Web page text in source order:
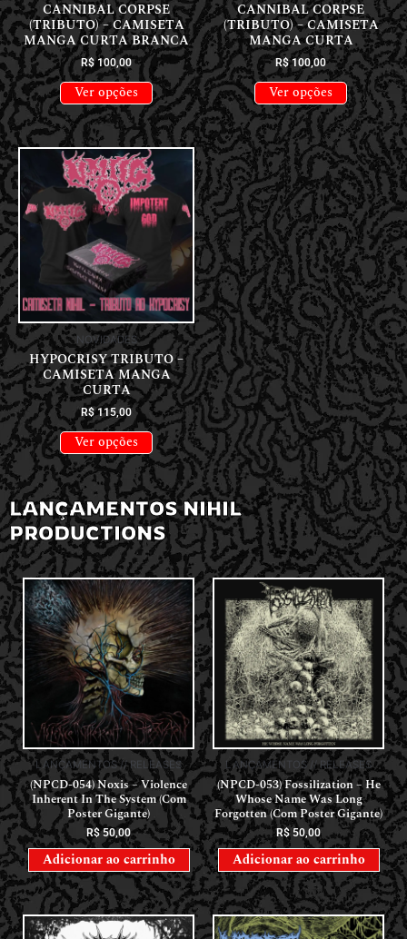
CANNIBAL CORPSE
(TRIBUTO) – CAMISETA
MANGA CURTA BRANCA
R$100,00
Ver opções
CANNIBAL CORPSE
(TRIBUTO) – CAMISETA
MANGA CURTA
R$100,00
Ver opções
NOVIDADES
HYPOCRISY TRIBUTO –
CAMISETA MANGA
CURTA
R$115,00
Ver opções
LANÇAMENTOS NIHIL
PRODUCTIONS
LANÇAMENTOS // RELEASES
(NPCD-054) Noxis – Violence
Inherent In The System (Com
Poster Gigante)
R$50,00
Adicionar ao carrinho
LANÇAMENTOS // RELEASES
(NPCD-053) Fossilization – He
Whose Name Was Long
Forgotten (Com Poster Gigante)
R$ 50,00
Adicionar ao carrinho